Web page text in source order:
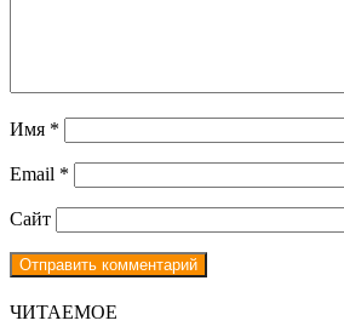
Имя *
Email *
Сайт
ЧИТАЕМОЕ